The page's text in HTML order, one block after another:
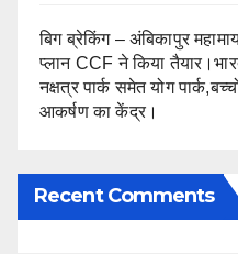
बिग ब्रेकिंग – अंबिकापुर
प्लान CCF ने किया
नक्षत्र पार्क समेत योग
आकर्षण का केंद्र।
Recent Comments